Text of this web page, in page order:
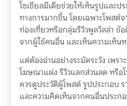
โซเชียลมีเดียช่วยให้เห็นรูปและป
ทางการมากขึ้น โดยเฉพาะโพสต์
ท่องเที่ยวหรือกลุ่มรีวิวพูลวิลล่า
จากผู้ใช้คนอื่น และเห็นความเห็น
แต่ต้องอ่านอย่างระมัดระวัง เพรา
โฆษณาแฝง รีวิวแลกส่วนลด หรือ
ควรดูประวัติผู้โพสต์ รูปประกอบ
และความคิดเห็นจากคนอื่นประก